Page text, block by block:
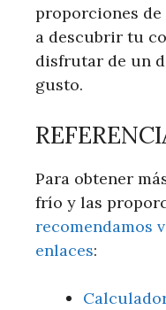
proporciones de
a descubrir tu
disfrutar de un
gusto.
Para obtener
frío y las
recomendamos
enlaces: